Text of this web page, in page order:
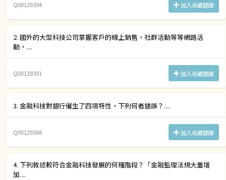
Q00129394 加入收藏題庫
2. 國外的大型科技公司掌握客戶的線上銷售，社群活動等等網路活
動，....
Q00129391 加入收藏題庫
3. 金融科技對銀行催生了四項特性，下列何者錯誤？....
Q00129388 加入收藏題庫
4. 下列敘述較符合金融科技發展的何種階段？「金融監理法規大量增
加....